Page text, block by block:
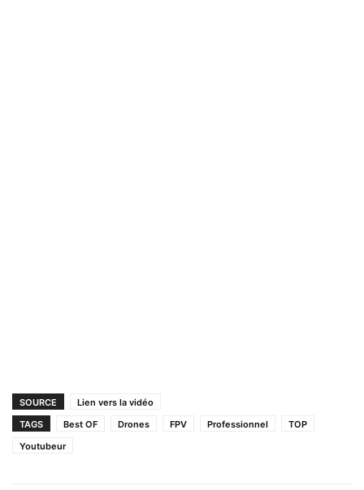
SOURCE
Lien vers la vidéo
TAGS
Best OF Drones FPV Professionnel
TOP
Youtubeur